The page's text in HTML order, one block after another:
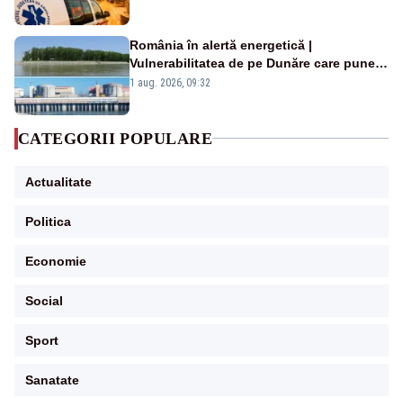
România în alertă energetică |
Vulnerabilitatea de pe Dunăre care pune
în pericol Centrala Cernavodă era
1 aug. 2026, 09:32
CATEGORII POPULARE
Actualitate
Politica
Economie
Social
Sport
Sanatate